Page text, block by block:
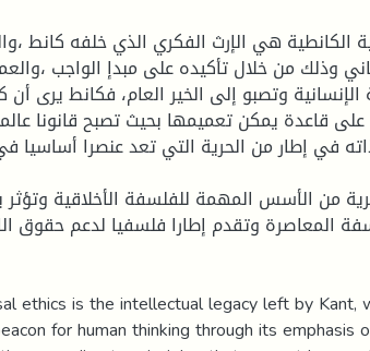
الكانطية هي الإرث الفكري الذي خلفه كانط
وذلك من خلال تأكيده على مبدإ الواجب
الإنسانية وتصبو إلى الخير العام، فكانط يرى
على قاعدة يمكن تعميمها بحيث تصبح قانونا
في إطار من الحرية التي تعد عنصرا أساسيا
من الأسس المهمة للفلسفة الأخلاقية
المعاصرة وتقدم إطارا فلسفيا لدعم حقوق
ethics is the intellectual legacy left by Kant,
for human thinking through its emphasis